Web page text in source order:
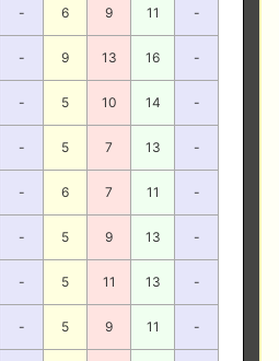
- 6 9 11 -
- 9 13 16 -
- 5 10 14 -
- 5 7 13 -
- 6 7 11 -
- 5 9 13 -
- 5 11 13 -
- 5 9 11 -